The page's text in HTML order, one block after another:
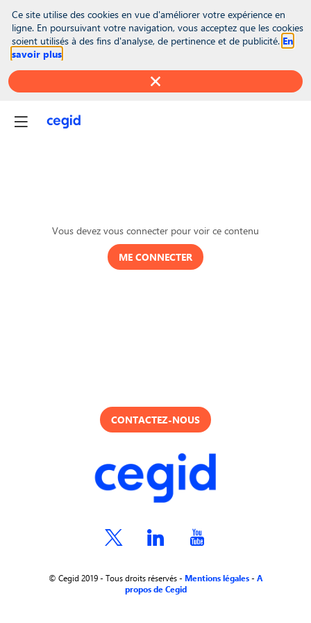
Vous devez vous connecter pour voir ce contenu
ME CONNECTER
CONTACTEZ-NOUS
© Cegid 2019 - Tous droits réservés - Mentions légales- A
propos de Cegid
Ce site utilise des cookies en vue d'améliorer votre expérience en
ligne. En poursuivant votre navigation, vous acceptez que les cookies
soient utilisés à des fins d'analyse, de pertinence et de publicité. En
savoir plus
inwink = global.inwink || {}; global.inwink = inwink; inwink.tracking =
inwink.tracking || {}; inwink.tracking.trackers = inwink.tracking.trackers || [];
inwink.tracking.trackers.push({ script: { id : "mytracker", innerContent :
'(function() {\r\n var didInit = false;\r\n function initMunchkin() {\r\n
if(didInit === false) {\r\n didInit = true;\r\n Munchkin.init('818-MJH-
876');\r\n }\r\n }\r\n var s = document.createElement('script');\r\n s.type =
'//munchkin.marketo.net/munchkin.js';\r\n s.onreadystatechange =
function() {\r\n if (this.readyState == 'complete' || this.readyState ==